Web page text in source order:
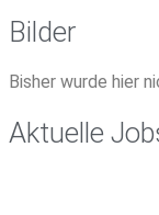
Bilder
Bisher wurde hier
Aktuelle